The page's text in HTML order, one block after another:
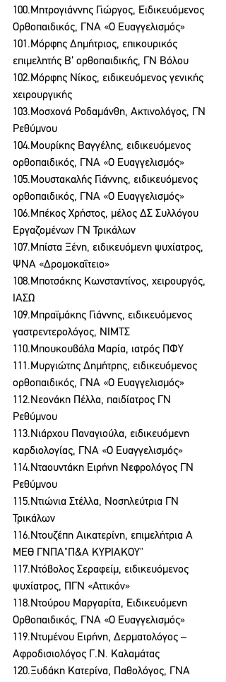
100.Μητρογιάννης Γιώργος, Ειδικευόμενος
Ορθοπαιδικός, ΓΝΑ «Ο Ευαγγελισμός»
101.Μόρφης Δημήτριος, επικουρικός
επιμελητής Β’ ορθοπαιδικής, ΓΝ Βόλου
102.Μόρφης Νίκος, ειδικευόμενος γενικής
χειρουργικής
103.Μοσχονά Ροδαμάνθη, Ακτινολόγος, ΓΝ
Ρεθύμνου
104.Μουρίκης Βαγγέλης, ειδικευόμενος
ορθοπαιδικός, ΓΝΑ «Ο Ευαγγελισμός»
105.Μουστακαλής Γιάννης, ειδικευόμενος
ορθοπαιδικός, ΓΝΑ «Ο Ευαγγελισμός»
106.Μπέκος Χρήστος, μέλος ΔΣ Συλλόγου
Εργαζομένων ΓΝ Τρικάλων
107.Μπίστα Ξένη, ειδικευόμενη ψυχίατρος,
ΨΝΑ «Δρομοκαΐτειο»
108.Μποτσάκης Κωνσταντίνος, χειρουργός,
ΙΑΣΩ
109.Μπραϊμάκης Γιάννης, ειδικευόμενος
γαστρεντερολόγος, ΝΙΜΤΣ
110.Μπουκουβάλα Μαρία, ιατρός ΠΦΥ
111.Μυργιώτης Δημήτρης, ειδικευόμενος
ορθοπαιδικός, ΓΝΑ «Ο Ευαγγελισμός»
112.Νεονάκη Πέλλα, παιδίατρος ΓΝ
Ρεθύμνου
113.Νιάρχου Παναγιούλα, ειδικευόμενη
καρδιολογίας, ΓΝΑ «Ο Ευαγγελισμός»
114.Νταουντάκη Ειρήνη Νεφρολόγος ΓΝ
Ρεθύμνου
115.Ντιώνια Στέλλα, Νοσηλεύτρια ΓΝ
Τρικάλων
116.Ντουζέπη Αικατερίνη, επιμελήτρια Α
ΜΕΘ ΓΝΠΑ"Π&Α ΚΥΡΙΑΚΟΥ"
117.Ντόβολος Σεραφείμ, ειδικευόμενος
ψυχίατρος, ΠΓΝ «Αττικόν»
118.Ντούρου Μαργαρίτα, Ειδικευόμενη
Ορθοπαιδικός, ΓΝΑ «Ο Ευαγγελισμός»
119.Ντυμένου Ειρήνη, Δερματολόγος –
Αφροδισιολόγος Γ.Ν. Καλαμάτας
120.Ξυδάκη Κατερίνα, Παθολόγος, ΓΝΑ